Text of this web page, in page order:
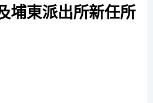
埔東派出所新任所